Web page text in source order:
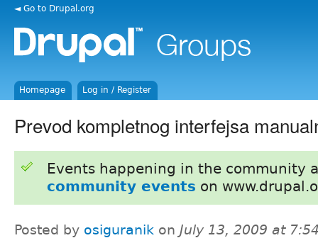
◄ Go to Drupal.org
Homepage Log in / Register
Prevod kompletnog interfejsa
Events happening in the community
community events on
Posted by osiguranik on July 13, 2009 at